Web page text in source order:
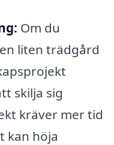
Om du
liten trädgård
skilja sig
kräver mer tid
kan höja